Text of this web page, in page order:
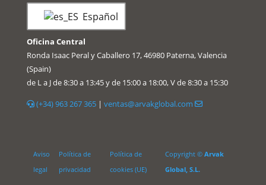
Español
Oficina Central
Ronda Isaac Peral y Caballero 17, 46980 Paterna, Valencia
(Spain)
de L a J de 8:30 a 13:45 y de 15:00 a 18:00, V de 8:30 a 15:30
(+34) 963 267 365| ventas@arvakglobal.com
Aviso
legal
Política de
privacidad
Política de
cookies (UE)
Copyright © Arvak
Global, S.L.